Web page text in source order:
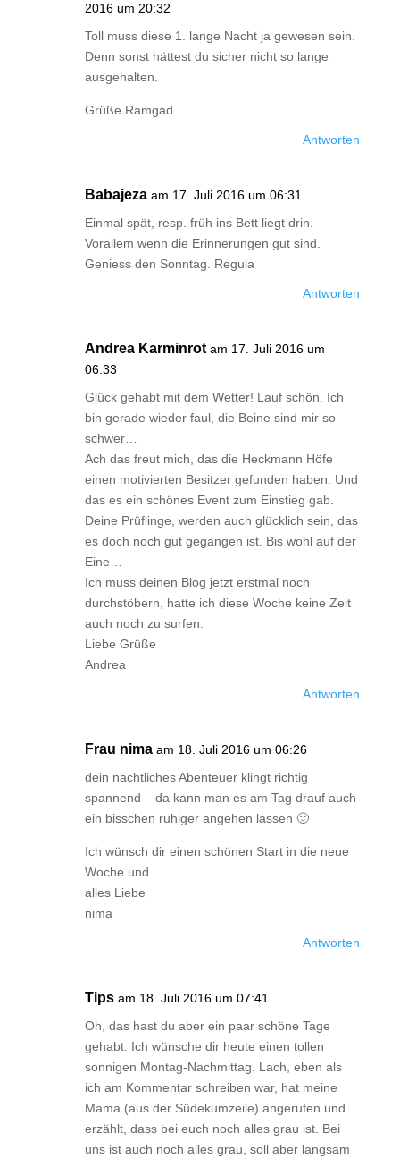
2016 um 20:32
Toll muss diese 1. lange Nacht ja gewesen sein.
Denn sonst hättest du sicher nicht so lange
ausgehalten.
Grüße Ramgad
Antworten
Babajeza am 17. Juli 2016 um 06:31
Einmal spät, resp. früh ins Bett liegt drin.
Vorallem wenn die Erinnerungen gut sind.
Geniess den Sonntag. Regula
Antworten
Andrea Karminrot am 17. Juli 2016 um
06:33
Glück gehabt mit dem Wetter! Lauf schön. Ich
bin gerade wieder faul, die Beine sind mir so
schwer…
Ach das freut mich, das die Heckmann Höfe
einen motivierten Besitzer gefunden haben. Und
das es ein schönes Event zum Einstieg gab.
Deine Prüflinge, werden auch glücklich sein, das
es doch noch gut gegangen ist. Bis wohl auf der
Eine…
Ich muss deinen Blog jetzt erstmal noch
durchstöbern, hatte ich diese Woche keine Zeit
auch noch zu surfen.
Liebe Grüße
Andrea
Antworten
Frau nima am 18. Juli 2016 um 06:26
dein nächtliches Abenteuer klingt richtig
spannend – da kann man es am Tag drauf auch
ein bisschen ruhiger angehen lassen 🙂
Ich wünsch dir einen schönen Start in die neue
Woche und
alles Liebe
nima
Antworten
Tips am 18. Juli 2016 um 07:41
Oh, das hast du aber ein paar schöne Tage
gehabt. Ich wünsche dir heute einen tollen
sonnigen Montag-Nachmittag. Lach, eben als
ich am Kommentar schreiben war, hat meine
Mama (aus der Südekumzeile) angerufen und
erzählt, dass bei euch noch alles grau ist. Bei
uns ist auch noch alles grau, soll aber langsam